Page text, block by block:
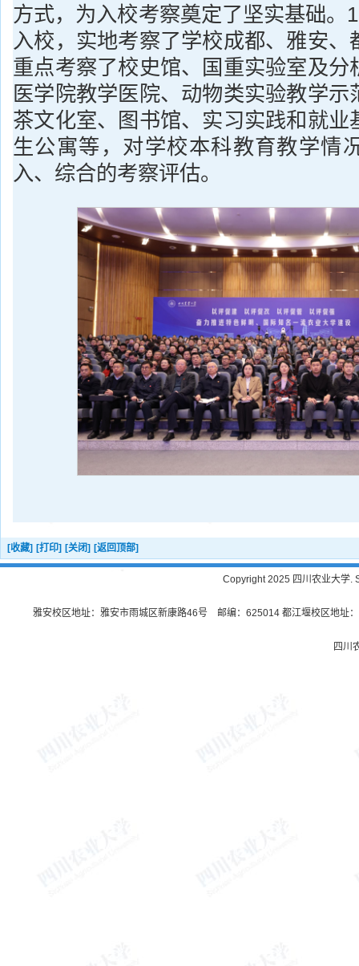
方式，为入校考察奠定了坚实基础。
入校，实地考察了学校成都、雅安、
重点考察了校史馆、国重实验室及分
医学院教学医院、动物类实验教学示
茶文化室、图书馆、实习实践和就业
生公寓等，对学校本科教育教学情
入、综合的考察评估。
[收藏] [打印] [关闭] [返回顶部]
Copyright 2025 四川农业大学.
雅安校区地址：雅安市雨城区新康路46号 邮编：625014 都江堰校区地址
四川